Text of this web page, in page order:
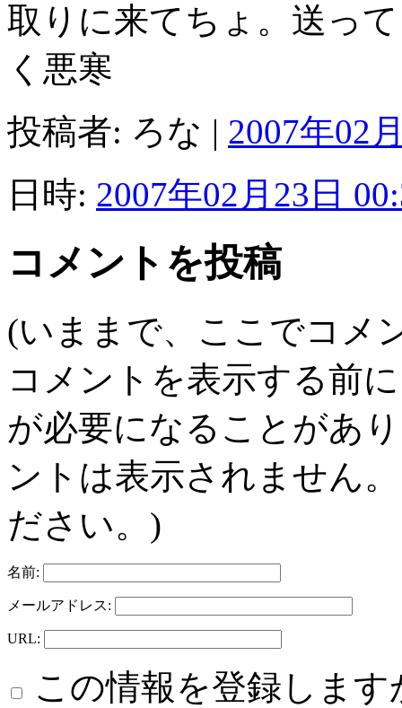
取りに来てちょ。送っ
く悪寒
投稿者: ろな | 2007年02
日時: 2007年02月23日
コメントを投稿
(いままで、ここでコメ
コメントを表示する前
が必要になることがあ
ントは表示されません
ださい。)
名前:
メールアドレス:
URL:
この情報を登録します